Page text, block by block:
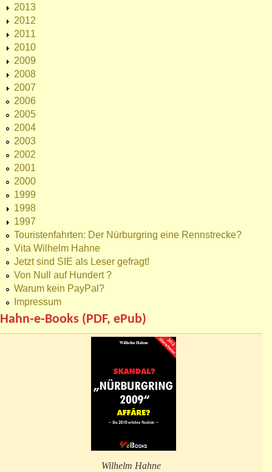
2013
2012
2011
2010
2009
2008
2007
2006
2005
2004
2003
2002
2001
2000
1999
1998
1997
Touristenfahrten: Der Nürburgring eine Rennstrecke?
Vita Wilhelm Hahne
Jetzt sind SIE als Leser gefragt!
Von Null auf Hundert ?
Warum kein PayPal?
Impressum
Hahn-e-Books (PDF, ePub)
Wilhelm Hahne